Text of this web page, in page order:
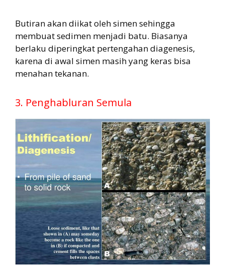
Butiran akan diikat oleh simen sehingga
membuat sedimen menjadi batu. Biasanya
berlaku diperingkat pertengahan diagenesis,
karena di awal simen masih yang keras bisa
menahan tekanan.
3. Penghabluran Semula